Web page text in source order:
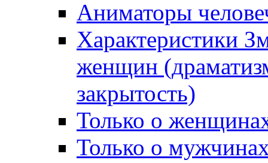
Аниматоры
Характеристики
женщин
закрытость)
Только о
Только о